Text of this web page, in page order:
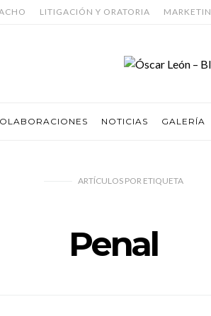
LITIGACIÓN Y ORATORIA
NOTICIAS GALERÍA
ARTÍCULOS PORETIQUETA
Penal